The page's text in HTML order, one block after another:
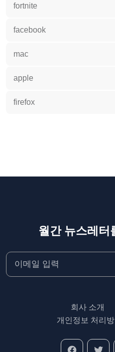
fortnite
facebook
mac
apple
firefox
월간 뉴스레터
회사 소개
개인정보 처리